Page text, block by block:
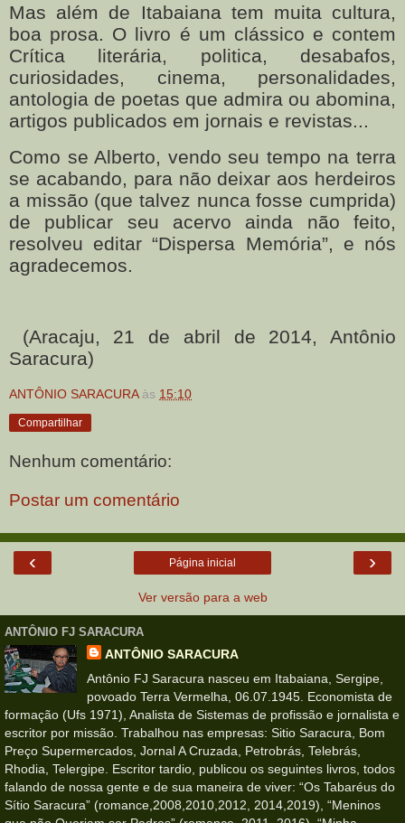
Mas além de Itabaiana tem muita cultura,
boa prosa. O livro é um clássico e contem
Crítica literária, politica, desabafos,
curiosidades, cinema, personalidades,
antologia de poetas que admira ou abomina,
artigos publicados em jornais e revistas...
Como se Alberto, vendo seu tempo na terra
se acabando, para não deixar aos herdeiros
a missão (que talvez nunca fosse cumprida)
de publicar seu acervo ainda não feito,
resolveu editar “Dispersa Memória”, e nós
agradecemos.
(Aracaju, 21 de abril de 2014, Antônio
Saracura)
ANTÔNIO SARACURA às 15:10
Compartilhar
Nenhum comentário:
Postar um comentário
‹ ›
Página inicial
Ver versão para a web
ANTÔNIO FJ SARACURA
ANTÔNIO SARACURA
Antônio FJ Saracura nasceu em Itabaiana, Sergipe,
povoado Terra Vermelha, 06.07.1945. Economista de
formação (Ufs 1971), Analista de Sistemas de profissão e jornalista e
escritor por missão. Trabalhou nas empresas: Sitio Saracura, Bom
Preço Supermercados, Jornal A Cruzada, Petrobrás, Telebrás,
Rhodia, Telergipe. Escritor tardio, publicou os seguintes livros, todos
falando de nossa gente e de sua maneira de viver: “Os Tabaréus do
Sítio Saracura” (romance,2008,2010,2012, 2014,2019), “Meninos